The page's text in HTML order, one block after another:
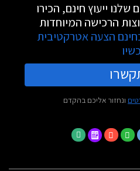
ייעוץ חינם, הכירו
הרכישה המיוחדות
הצעה אטרקטיבית
ונחזור אליכם בהקדם